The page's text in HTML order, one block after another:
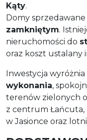
Kąty.
Domy sprzedawane
zamkniętym.
nieruchomości do
oraz koszt ustalany
Inwestycja wyróżnia
wykonania,
terenów zielonych
z centrum Łańcuta,
w Jasionce oraz